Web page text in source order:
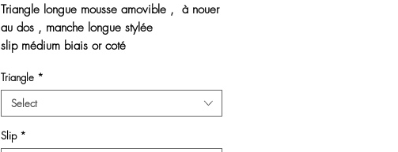
Triangle longue mousse amovible ,  à nouer
au dos , manche longue stylée
slip médium biais or coté
Colorie bleu électrique
Triangle *
Select
Slip *